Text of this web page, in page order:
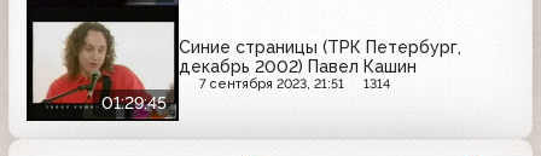
01:29:45
Синие страницы (ТРК Петербург,
декабрь 2002) Павел Кашин
7 сентября 2023, 21:51 1314